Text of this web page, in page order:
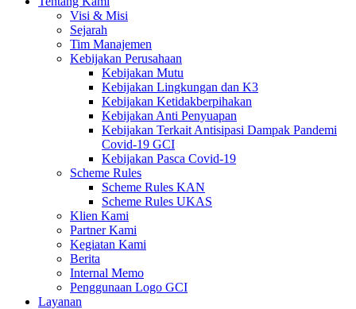
Visi & Misi
Sejarah
Tim Manajemen
Kebijakan Perusahaan
Kebijakan Mutu
Kebijakan Lingkungan dan K3
Kebijakan Ketidakberpihakan
Kebijakan Anti Penyuapan
Kebijakan Terkait Antisipasi Dampak Pandemi
Covid-19 GCI
Kebijakan Pasca Covid-19
Scheme Rules
Scheme Rules KAN
Scheme Rules UKAS
Klien Kami
Partner Kami
Kegiatan Kami
Berita
Internal Memo
Penggunaan Logo GCI
Layanan